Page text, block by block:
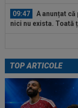
09:47
A anunțat
nici nu exista. Toată
Petrolul -
08:58
Hakan
obiective a setat
10:19 FOTO
TOP ARTICOLE